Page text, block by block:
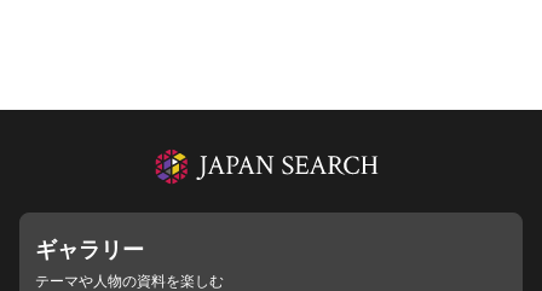
ギャラリー
テーマや人物の資料を楽しむ